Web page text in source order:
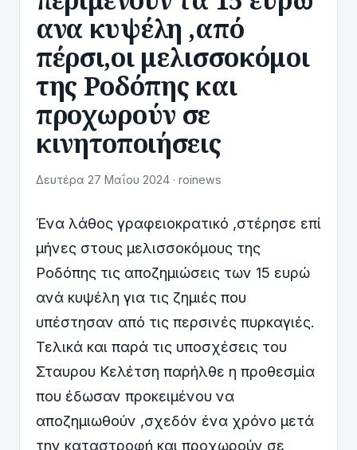
ανα κυψέλη ,από
πέρσι,οι μελισσοκόμοι
της Ροδόπης και
προχωρούν σε
κινητοποιήσεις
Δευτέρα 27 Μαΐου 2024 · roinews
Ένα λάθος γραφειοκρατικό ,στέρησε επί
μήνες στους μελισσοκόμους της
Ροδόπης τις αποζημιώσεις των 15 ευρώ
ανά κυψέλη για τις ζημιές που
υπέστησαν από τις περσινές πυρκαγιές.
Τελικά και παρά τις υποσχέσεις του
Σταυρου Κελέτση παρήλθε η προθεσμία
που έδωσαν προκειμένου να
αποζημιωθούν ,σχεδόν ένα χρόνο μετά
την καταστροφή και προχωρούν σε